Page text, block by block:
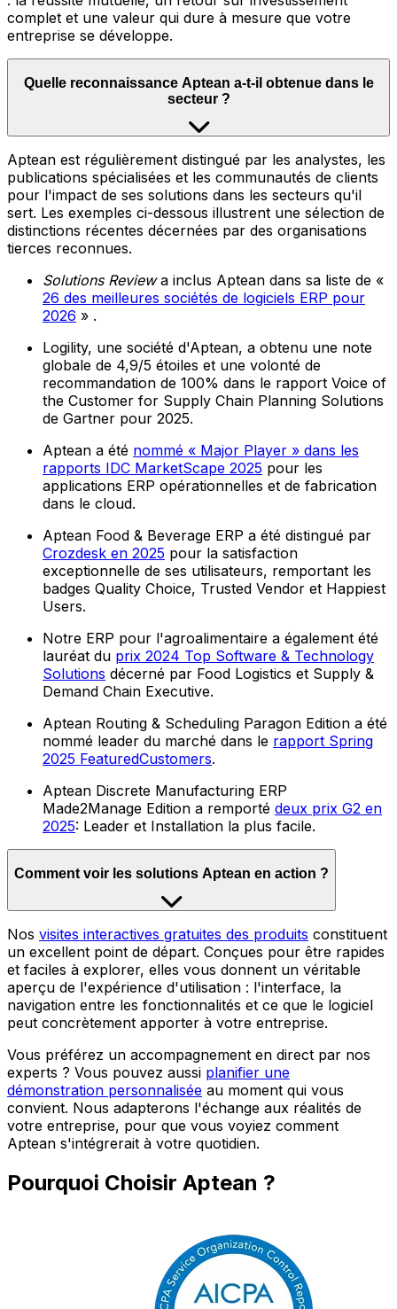
complet et une valeur qui dure à mesure que votre
entreprise se développe.
Quelle reconnaissance Aptean a-t-il obtenue dans le
secteur ?
Aptean est régulièrement distingué par les analystes, les
publications spécialisées et les communautés de clients
pour l'impact de ses solutions dans les secteurs qu'il
sert. Les exemples ci-dessous illustrent une sélection de
distinctions récentes décernées par des organisations
tierces reconnues.
Solutions Reviewa inclus Aptean dans sa liste de «
26 des meilleures sociétés de logiciels ERP pour
2026 » .
Logility, une société d'Aptean, a obtenu une note
globale de 4,9/5 étoiles et une volonté de
recommandation de 100% dans le rapport Voice of
the Customer for Supply Chain Planning Solutions
de Gartner pour 2025.
Aptean a été nommé « Major Player » dans les
rapports IDC MarketScape 2025 pour les
applications ERP opérationnelles et de fabrication
dans le cloud.
Aptean Food & Beverage ERP a été distingué par
Crozdesk en 2025 pour la satisfaction
exceptionnelle de ses utilisateurs, remportant les
badges Quality Choice, Trusted Vendor et Happiest
Users.
Notre ERP pour l'agroalimentaire a également été
lauréat du prix 2024 Top Software & Technology
Solutions décerné par Food Logistics et Supply &
Demand Chain Executive.
Aptean Routing & Scheduling Paragon Edition a été
nommé leader du marché dans le rapport Spring
2025 FeaturedCustomers.
Aptean Discrete Manufacturing ERP
Made2Manage Edition a remporté deux prix G2 en
2025: Leader et Installation la plus facile.
Comment voir les solutions Aptean en action ?
Nos visites interactives gratuites des produits constituent
un excellent point de départ. Conçues pour être rapides
et faciles à explorer, elles vous donnent un véritable
aperçu de l'expérience d'utilisation : l'interface, la
navigation entre les fonctionnalités et ce que le logiciel
peut concrètement apporter à votre entreprise.
Vous préférez un accompagnement en direct par nos
experts ? Vous pouvez aussi planifier une
démonstration personnalisée au moment qui vous
convient. Nous adapterons l'échange aux réalités de
votre entreprise, pour que vous voyiez comment
Aptean s'intégrerait à votre quotidien.
Pourquoi Choisir Aptean ?